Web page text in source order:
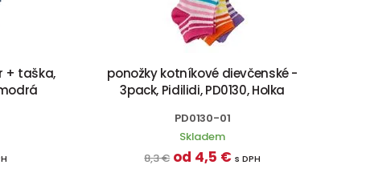
+ taška,
ponožky kotníkové dievčenské -
3pack, Pidilidi, PD0130, Holka
PD0130-01
Skladem
8,3 € od 4,5 € s DPH